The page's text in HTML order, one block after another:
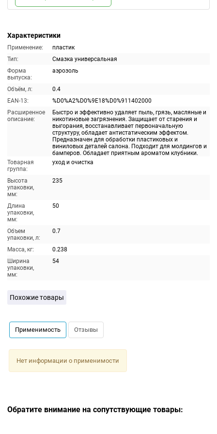
Характеристики
Применение:
пластик
Тип:
Смазка универсальная
Форма
выпуска:
аэрозоль
Объём, л:
0.4
EAN-13:
%D0%A2%D0%9E18%D0%911402000
Расширенное
описание:
Быстро и эффективно удаляет пыль, грязь, масляные и
никотиновые загрязнения. Защищает от старения и
выгорания, восстанавливает первоначальную
структуру, обладает антистатическим эффектом.
Предназначен для обработки пластиковых и
виниловых деталей салона. Подходит для молдингов и
бамперов. Обладает приятным ароматом клубники.
Товарная
группа:
уход и очистка
Высота
упаковки,
мм:
235
Длина
упаковки,
мм:
50
Объем
упаковки, л:
0.7
Масса, кг:
0.238
Ширина
упаковки,
мм:
54
Похожие товары
Применимость Отзывы
Нет информации о применимости
Обратите внимание на сопутствующие товары: